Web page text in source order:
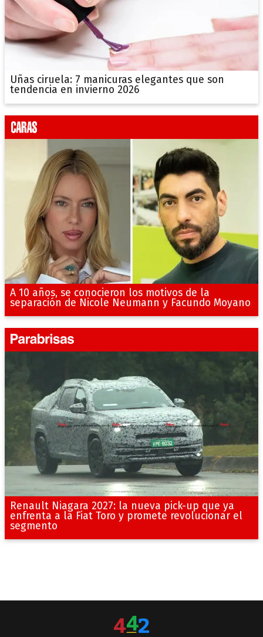
Uñas ciruela: 7 manicuras elegantes que son
tendencia en invierno 2026
A 10 años, se conocieron los motivos de la
separación de Nicole Neumann y Facundo Moyano
Renault Niagara 2027: la nueva pick-up que ya
enfrenta a la Fiat Toro y promete revolucionar el
segmento